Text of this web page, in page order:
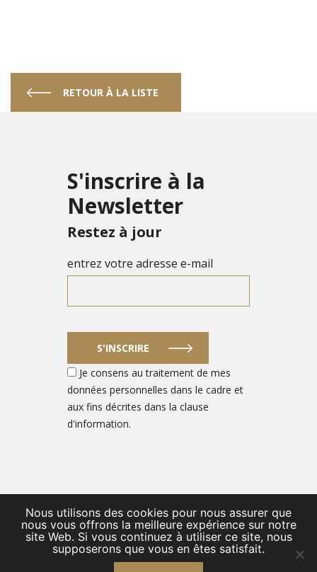
RETOUR À LA LISTE
S'inscrire à la
Newsletter
Restez à jour
entrez votre adresse e-mail
S'INSCRIRE
Je consens au traitement de mes
données personnelles dans le cadre et
aux fins décrites dans la clause
d'information.
© 2026 PORTAIL DES ENTREPRENEURS DU SECTEUR DE LA
DÉFENSE
Private Policy FR / Contact
Nous utilisons des cookies pour nous assurer que
nous vous offrons la meilleure expérience sur notre
site Web. Si vous continuez à utiliser ce site, nous
supposerons que vous en êtes satisfait.